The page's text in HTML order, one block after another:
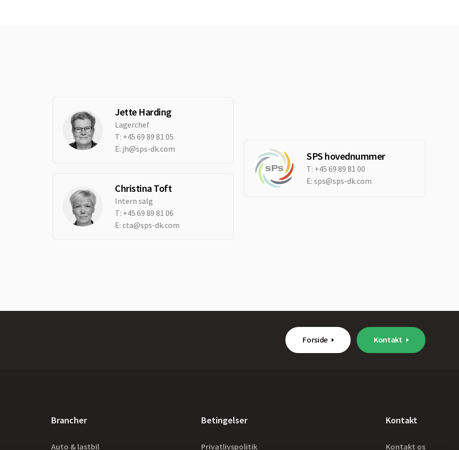
Jette Harding
Lagerchef
T: +45 69 89 81 05
E: jh@sps-dk.com
Christina Toft
Intern salg
T: +45 69 89 81 06
E:cta@sps-dk.com
SPS hovednummer
T: +45 69 89 81 00
E: sps@sps-dk.com
Forside Kontakt
Brancher
Auto & lastbil
Betingelser
Privatlivspolitik
Kontakt
Kontakt os